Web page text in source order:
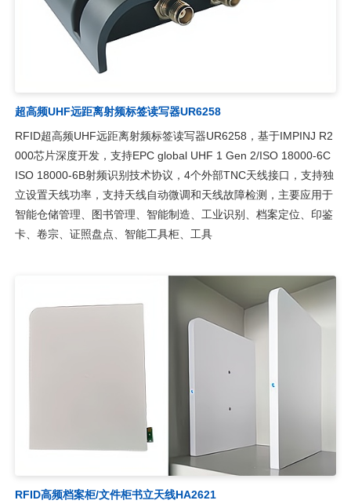
超高频UHF远距离射频标签读写器UR6258
RFID超高频UHF远距离射频标签读写器UR6258，基于IMPINJ R2
000芯片深度开发，支持EPC global UHF 1 Gen 2/ISO 18000-6C
ISO 18000-6B射频识别技术协议，4个外部TNC天线接口，支持独
立设置天线功率，支持天线自动微调和天线故障检测，主要应用于
智能仓储管理、图书管理、智能制造、工业识别、档案定位、印鉴
卡、卷宗、证照盘点、智能工具柜、工具
RFID高频档案柜/文件柜书立天线HA2621